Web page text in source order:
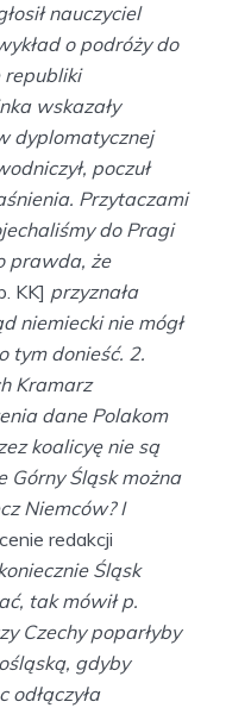
nauczyciel
o podróży do
republiki
wskazały
dyplomatycznej
poczuł
Przytaczami
do Pragi
prawda, że
KK] przyznała
niemiecki nie mógł
tym donieść. 2.
Kramarz
dane Polakom
koalicyę nie są
Górny Śląsk można
Niemców? I
redakcji
Śląsk
tak mówił p.
Czechy poparłyby
gdyby
odłączyła